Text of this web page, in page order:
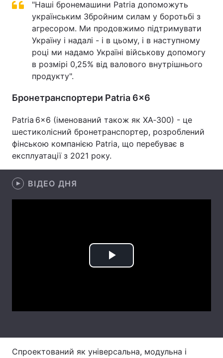
Зброя Інциденти
Здоров'я Туризм
Цікавинки Погода
Екологія
Лонгріди
Відео з Youtube Статті
Інтерв'ю
Архів
Контакти
"Наші бронемашини Patria допоможуть
українським Збройним силам у боротьбі з
агресором. Ми продовжимо підтримувати
Україну і надалі - і в цьому, і в наступному
році ми надамо Україні військову допомогу
в розмірі 0,25% від валового внутрішнього
продукту".
Бронетранспортери Patria 6x6
Patria 6×6 (іменований також як XA‑300) - це
шестиколісний бронетранспортер, розроблений
фінською компанією Patria, що перебуває в
експлуатації з 2021 року.
ВІДЕО ДНЯ
Play
Спроектований як універсальна, модульна і